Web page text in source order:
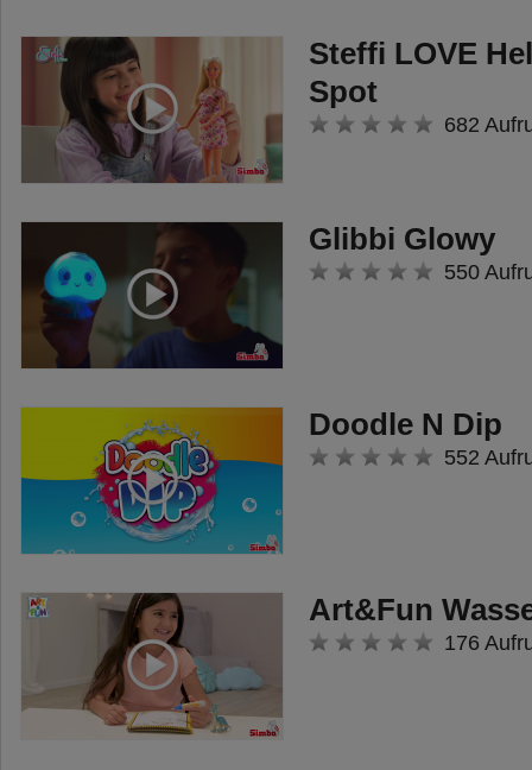
Steffi LOVE
Spot
682
Glibbi Glowy
550
Doodle N Dip
552
Art&Fun
176